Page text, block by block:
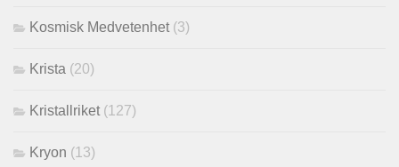
Kosmisk Medvetenhet (3)
Krista (20)
Kristallriket (127)
Kryon (13)